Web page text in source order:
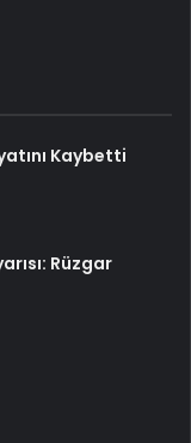
Kaybetti
Rüzgar